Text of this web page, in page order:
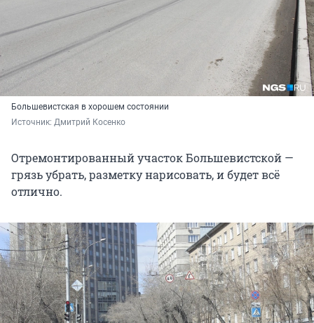
Большевистская в хорошем состоянии
Источник: Дмитрий Косенко
Отремонтированный участок Большевистской —
грязь убрать, разметку нарисовать, и будет всё
отлично.